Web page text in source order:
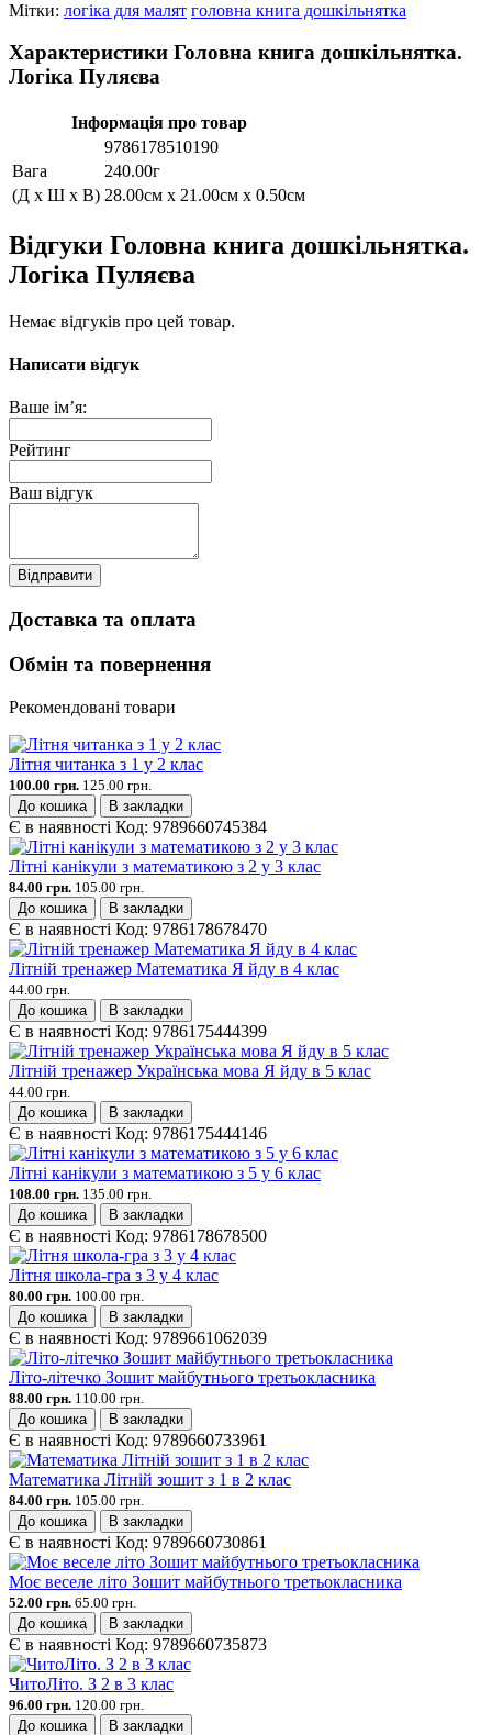
Мітки: логіка для малят головна книга дошкільнятка
Характеристики Головна книга дошкільнятка.
Логіка Пуляєва
Інформація про товар
9786178510190
Вага
240.00г
(Д x Ш x В) 28.00см x 21.00см x 0.50см
Відгуки Головна книга дошкільнятка.
Логіка Пуляєва
Немає відгуків про цей товар.
Написати відгук
Ваше ім’я:
Рейтинг
Ваш відгук
Відправити
Доставка та оплата
Обмін та повернення
Рекомендовані товари
Літня читанка з 1 у 2 клас
100.00 грн. 125.00 грн.
До кошика
В закладки
Є в наявності Код: 9789660745384
Літні канікули з математикою з 2 у 3 клас
84.00 грн. 105.00 грн.
До кошика
В закладки
Є в наявності Код: 9786178678470
Літній тренажер Математика Я йду в 4 клас
44.00 грн.
До кошика
В закладки
Є в наявності Код: 9786175444399
Літній тренажер Українська мова Я йду в 5 клас
44.00 грн.
До кошика
В закладки
Є в наявності Код: 9786175444146
Літні канікули з математикою з 5 у 6 клас
108.00 грн. 135.00 грн.
До кошика
В закладки
Є в наявності Код: 9786178678500
Літня школа-гра з 3 у 4 клас
80.00 грн. 100.00 грн.
До кошика
В закладки
Є в наявності Код: 9789661062039
Літо-літечко Зошит майбутнього третьокласника
88.00 грн. 110.00 грн.
До кошика
В закладки
Є в наявності Код: 9789660733961
Математика Літній зошит з 1 в 2 клас
84.00 грн. 105.00 грн.
До кошика
В закладки
Є в наявності Код: 9789660730861
Моє веселе літо Зошит майбутнього третьокласника
52.00 грн. 65.00 грн.
До кошика
В закладки
Є в наявності Код: 9789660735873
ЧитоЛіто. З 2 в 3 клас
96.00 грн. 120.00 грн.
До кошика
В закладки